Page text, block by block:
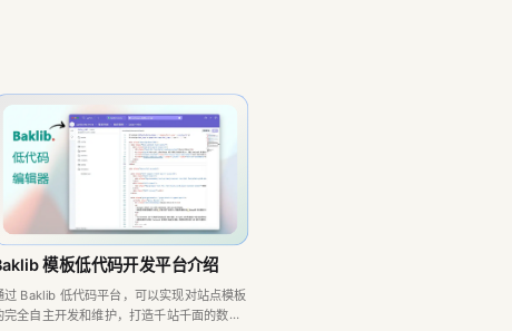
模板低代码开发平台介绍
过 Baklib 低代码平台，可以实现对站点模板
完全自主开发和维护，打造千站千面的数字